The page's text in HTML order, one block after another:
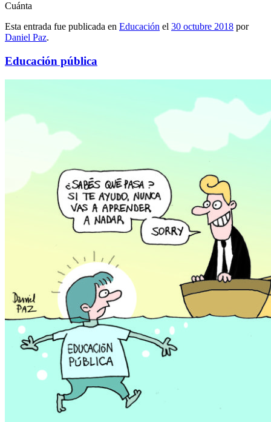
Cuánta
Esta entrada fue publicada en Educación el 30 octubre 2018 por
Daniel Paz.
Educación pública